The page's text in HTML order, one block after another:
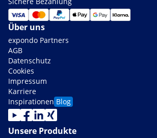
Über uns
expondo Partners
AGB
Datenschutz
Cookies
Impressum
Karriere
Inspirationen Blog
Unsere Produkte